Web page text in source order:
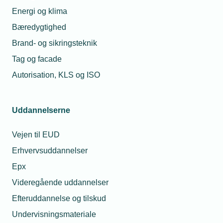
Energi og klima
Bæredygtighed
Brand- og sikringsteknik
Tag og facade
Autorisation, KLS og ISO
Uddannelserne
Vejen til EUD
Erhvervsuddannelser
Epx
Videregående uddannelser
Efteruddannelse og tilskud
Undervisningsmateriale
Modtagere af uddannelsesprisen får besked senest
Relaterede nyheder
rollemodel?